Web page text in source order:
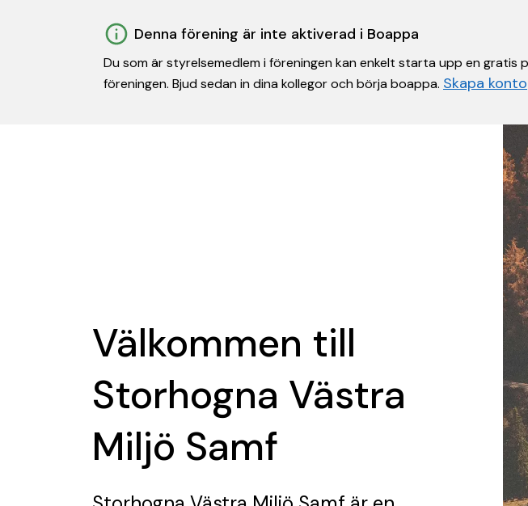
Denna förening är inte aktiverad i Boappa
Du som är styrelsemedlem i föreningen kan enkelt starta upp en
föreningen. Bjud sedan in dina kollegor och börja boappa. Skapa konto
Välkommen till
Storhogna Västra
Miljö Samf